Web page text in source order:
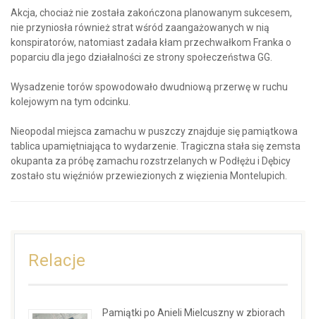
Akcja, chociaż nie została zakończona planowanym sukcesem,
nie przyniosła również strat wśród zaangażowanych w nią
konspiratorów, natomiast zadała kłam przechwałkom Franka o
poparciu dla jego działalności ze strony społeczeństwa GG.
Wysadzenie torów spowodowało dwudniową przerwę w ruchu
kolejowym na tym odcinku.
Nieopodal miejsca zamachu w puszczy znajduje się pamiątkowa
tablica upamiętniająca to wydarzenie. Tragiczna stała się zemsta
okupanta za próbę zamachu rozstrzelanych w Podłężu i Dębicy
zostało stu więźniów przewiezionych z więzienia Montelupich.
Relacje
Pamiątki po Anieli Mielcuszny w zbiorach